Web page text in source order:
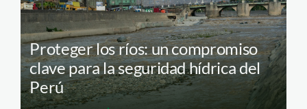
Proteger los ríos: un compromiso
clave para la seguridad hídrica del
Perú